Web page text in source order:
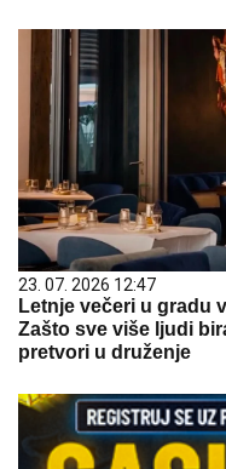
23. 07. 2026 12:47
Letnje večeri u gradu
Zašto sve više ljudi
pretvori u druženje